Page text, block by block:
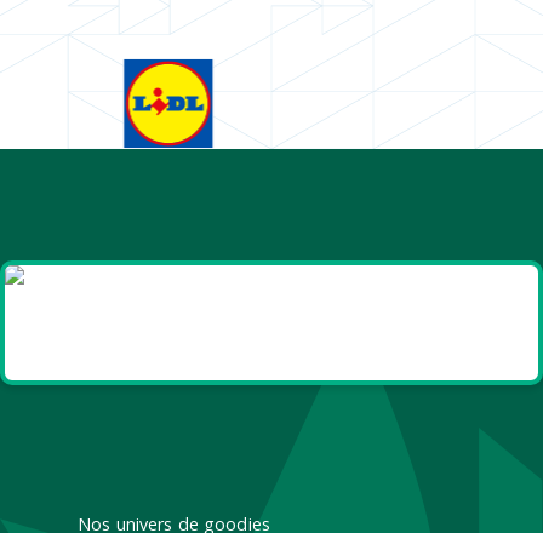
Nos univers de goodies